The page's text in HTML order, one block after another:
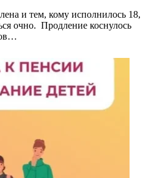
и тем, кому исполнилось 18,
очно. Продление коснулось